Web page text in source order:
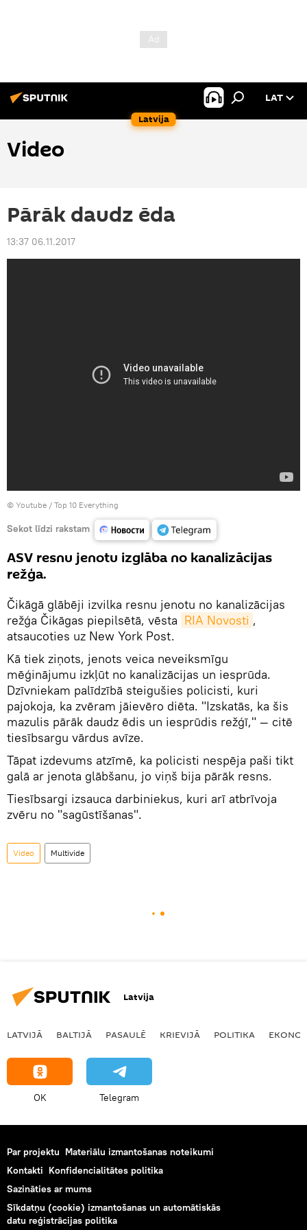
Latvija
LAT
Video
Pārāk daudz ēda
13:37 06.11.2017
© Youtube / Top 10 Everything
Sekot līdzi rakstam
ASV resnu jenotu izglāba no kanalizācijas
režģa.
Čikāgā glābēji izvilka resnu jenotu no kanalizācijas
režģa Čikāgas piepilsētā, vēsta RIA Novosti ,
atsaucoties uz New York Post.
Kā tiek ziņots, jenots veica neveiksmīgu
mēģinājumu izkļūt no kanalizācijas un iesprūda.
Dzīvniekam palīdzībā steigušies policisti, kuri
pajokoja, ka zvēram jāievēro diēta. "Izskatās, ka šis
mazulis pārāk daudz ēdis un iesprūdis režģī," — citē
tiesībsargu vārdus avīze.
Tāpat izdevums atzīmē, ka policisti nespēja paši tikt
galā ar jenota glābšanu, jo viņš bija pārāk resns.
Tiesībsargi izsauca darbiniekus, kuri arī atbrīvoja
zvēru no "sagūstīšanas".
Video Multivide
Latvija
LATVIJĀ BALTIJĀ PASAULĒ KRIEVIJĀ POLITIKA
OK Telegram
Par projektu Materiālu izmantošanas noteikumi
Kontakti Konfidencialitātes politika
Sazināties ar mums
Sīkdatņu (cookie) izmantošanas un automātiskās
datu reģistrācijas politika